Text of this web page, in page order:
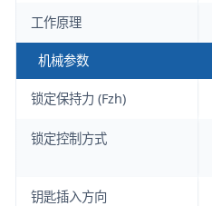
工作原理
机械参数
锁定保持力 (Fzh)
锁定控制方式
钥匙插入方向